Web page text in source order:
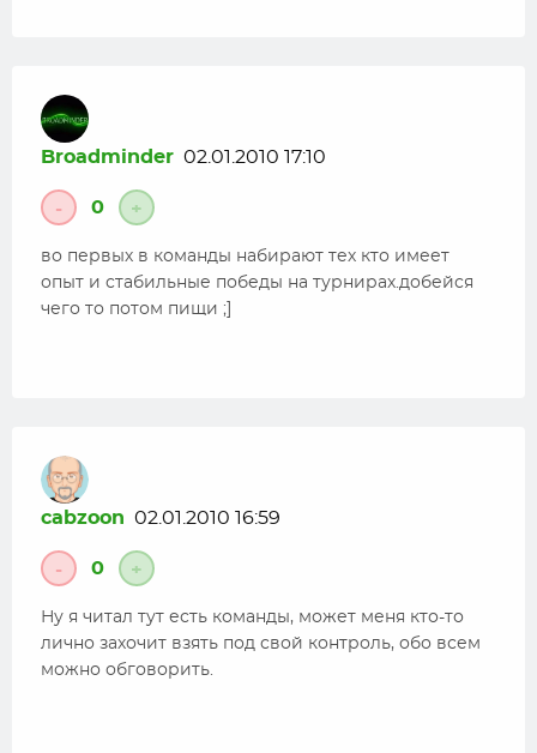
Broadminder 02.01.2010 17:10
- 0 +
во первых в команды набирают тех кто имеет
опыт и стабильные победы на турнирах.добейся
чего то потом пищи ;]
cabzoon 02.01.2010 16:59
- 0 +
Ну я читал тут есть команды, может меня кто-то
лично захочит взять под свой контроль, обо всем
можно обговорить.